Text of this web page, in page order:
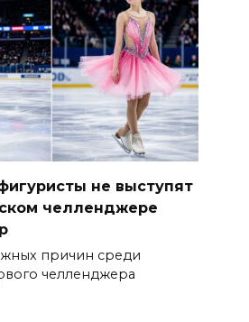
не выступят
челленджере
причин среди
челленджера